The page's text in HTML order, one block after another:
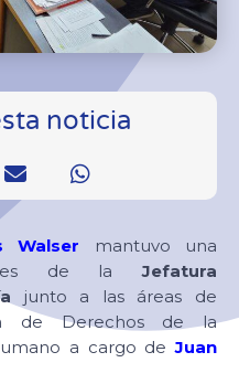
noticia
Walser mantuvo una
de laJefatura
junto a las áreas de
de Derechos de la
a cargo deJuan